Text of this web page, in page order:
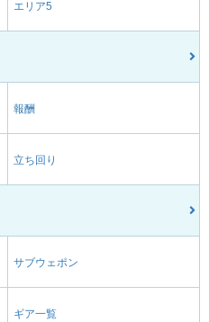
エリア5
報酬
立ち回り
サブウェポン
ギア一覧